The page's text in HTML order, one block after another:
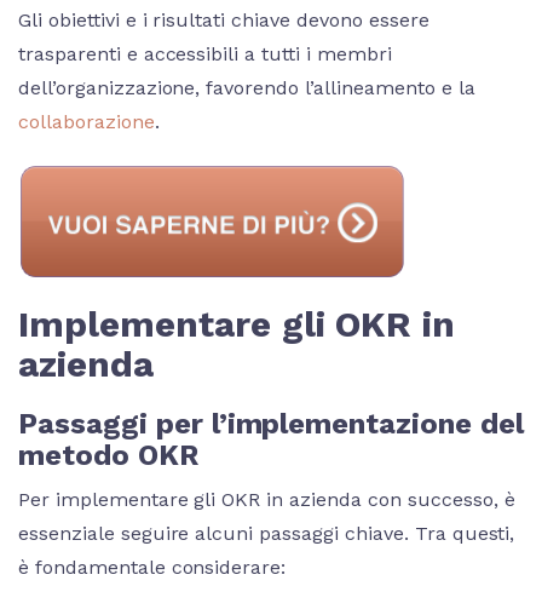
Gli obiettivi e i risultati chiave devono essere
trasparenti e accessibili a tutti i membri
dell’organizzazione, favorendo l’allineamento e la
collaborazione.
Implementare gli OKR in
azienda
Passaggi per l’implementazione del
metodo OKR
Per implementare gli OKR in azienda con successo, è
essenziale seguire alcuni passaggi chiave. Tra questi,
è fondamentale considerare: